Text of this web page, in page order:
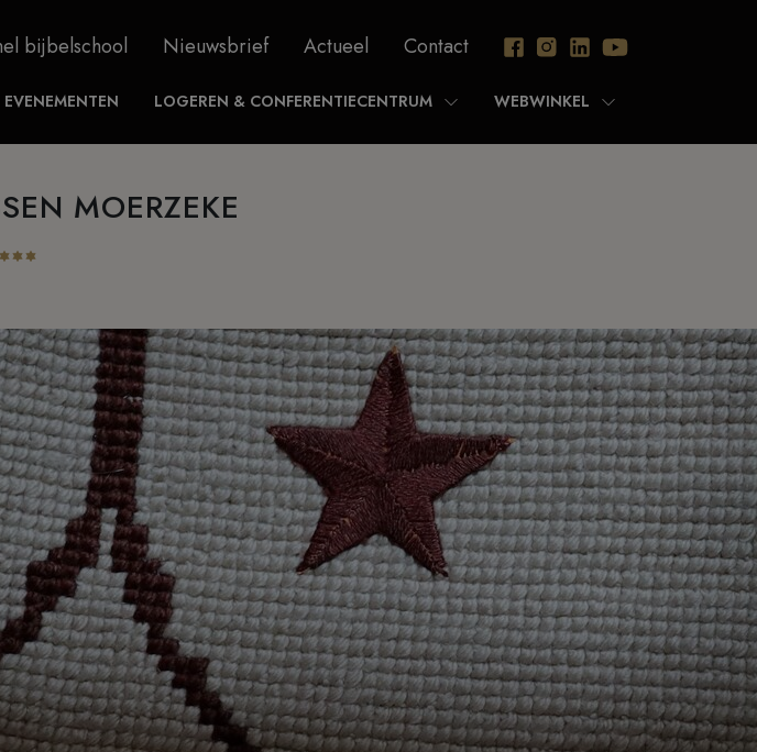
bijbelschool Nieuwsbrief Actueel Contact
EVENEMENTEN LOGEREN & CONFERENTIECENTRUM WEBWINKEL
MOERZEKE